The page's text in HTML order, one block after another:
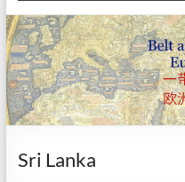
Sri Lanka